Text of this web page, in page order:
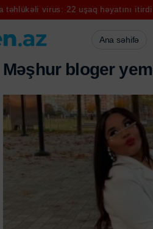
22 uşaq həyatını itirdi Ceyhun
Ana səhifə
Məşhur bloger yem